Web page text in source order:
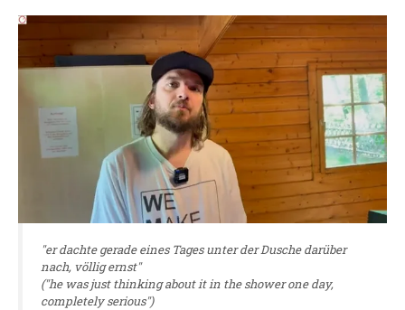
"er dachte gerade eines Tages unter der Dusche darüber
nach, völlig ernst"
("he was just thinking about it in the shower one day,
completely serious")